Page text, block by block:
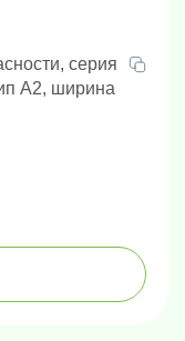
серия
А2, ширина